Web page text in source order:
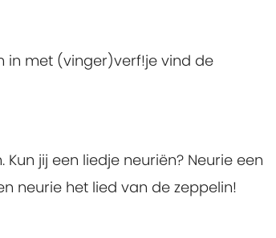
in met (vinger)verf!je vind de
jij een liedje neuriën? Neurie een
neurie het lied van de zeppelin!